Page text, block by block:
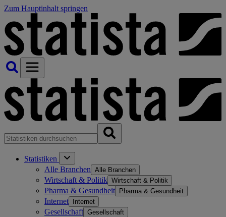
Zum Hauptinhalt springen
Statistiken
Alle Branchen Alle Branchen
Wirtschaft & Politik Wirtschaft & Politik
Pharma & Gesundheit Pharma & Gesundheit
Internet Internet
Gesellschaft Gesellschaft